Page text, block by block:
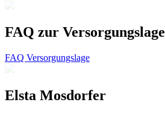
FAQ zur Versorgungslage
FAQ Versorgungslage
Elsta Mosdorfer